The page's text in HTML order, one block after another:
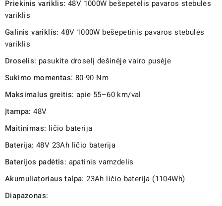
Priekinis variklis: 48V 1000W bešepetėlis pavaros stebulės
variklis
Galinis variklis: 48V 1000W bešepetinis pavaros stebulės
variklis
Droselis: pasukite droselį dešinėje vairo pusėje
Sukimo momentas: 80-90 Nm
Maksimalus greitis: apie 55–60 km/val
Įtampa: 48V
Maitinimas: ličio baterija
Baterija: 48V 23Ah ličio baterija
Baterijos padėtis: apatinis vamzdelis
Akumuliatoriaus talpa: 23Ah ličio baterija (1104Wh)
Diapazonas: